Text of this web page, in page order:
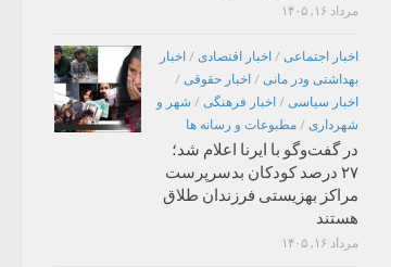
مرداد ۱۶, ۱۴۰۵
اخبار اجتماعی / اخبار اقتصادی / اخبار
بهداشتی ودر مانی / اخبار حقوقی /
اخبار سیاسی / اخبار فرهنگی / شهر و
شهرداری / مطبوعات و رسانه ها
در گفت‌وگو با ایرنا اعلام شد؛
۲۷ درصد کودکان بدسرپرست
مراکز بهزیستی فرزندان طلاق
هستند
مرداد ۱۶, ۱۴۰۵